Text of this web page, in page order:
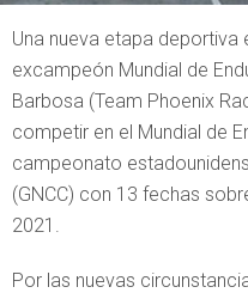
Una nueva etapa deportiva
excampeón Mundial de
Barbosa (Team Phoenix
competir en el Mundial de
campeonato
(GNCC) con 13 fechas
2021.
Por las nuevas